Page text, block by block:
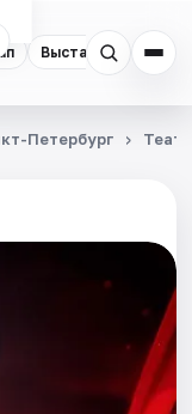
Выставки
Петербург Театр